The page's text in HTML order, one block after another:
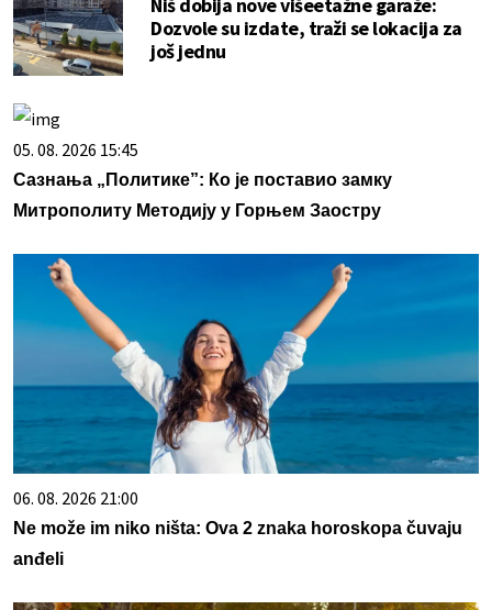
Niš dobija nove višeetažne garaže:
Dozvole su izdate, traži se lokacija za
još jednu
05. 08. 2026 15:45
Сазнања „Политике”: Ко је поставио замку
Митрополиту Методију у Горњем Заостру
06. 08. 2026 21:00
Ne može im niko ništa: Ova 2 znaka horoskopa čuvaju
anđeli